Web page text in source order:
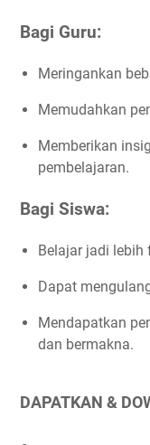
Bagi Guru:
Meringankan
Memudahkan
Memberikan
pembelajaran.
Bagi Siswa:
Belajar jadi lebih
Dapat
Mendapatkan
dan bermakna.
DAPATKAN &